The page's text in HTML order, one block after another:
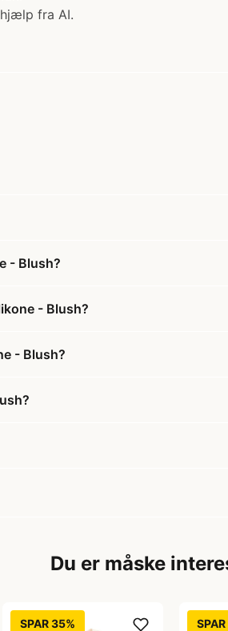
fra AI.
- Blush?
- Blush?
- Blush?
Du er måske
SPAR 35%